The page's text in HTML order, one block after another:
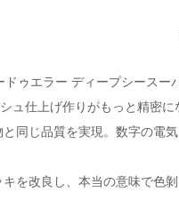
ゥエラー ディープシースー
ュ仕上げ作りがもっと精密に
同じ品質を実現。数字の電
を改良し、本当の意味で色